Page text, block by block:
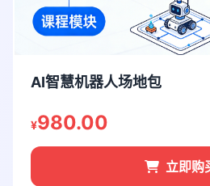
AI智慧机器人场地包
¥980.00
立即购